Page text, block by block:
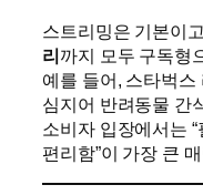
스트리밍은 기본이
리까지 모두 구독형
예를 들어, 스타벅스
심지어 반려동물 간
소비자 입장에서는
편리함”이 가장 큰